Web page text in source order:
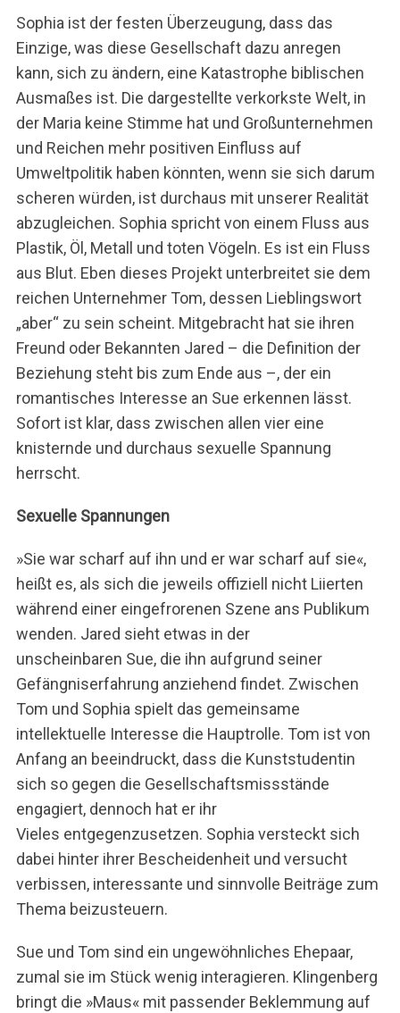
Sophia ist der festen Überzeugung, dass das
Einzige, was diese Gesellschaft dazu anregen
kann, sich zu ändern, eine Katastrophe biblischen
Ausmaßes ist. Die dargestellte verkorkste Welt, in
der Maria keine Stimme hat und Großunternehmen
und Reichen mehr positiven Einfluss auf
Umweltpolitik haben könnten, wenn sie sich darum
scheren würden, ist durchaus mit unserer Realität
abzugleichen. Sophia spricht von einem Fluss aus
Plastik, Öl, Metall und toten Vögeln. Es ist ein Fluss
aus Blut. Eben dieses Projekt unterbreitet sie dem
reichen Unternehmer Tom, dessen Lieblingswort
„aber“ zu sein scheint. Mitgebracht hat sie ihren
Freund oder Bekannten Jared – die Definition der
Beziehung steht bis zum Ende aus –, der ein
romantisches Interesse an Sue erkennen lässt.
Sofort ist klar, dass zwischen allen vier eine
knisternde und durchaus sexuelle Spannung
herrscht.
Sexuelle Spannungen
»Sie war scharf auf ihn und er war scharf auf sie«,
heißt es, als sich die jeweils offiziell nicht Liierten
während einer eingefrorenen Szene ans Publikum
wenden. Jared sieht etwas in der
unscheinbaren Sue, die ihn aufgrund seiner
Gefängniserfahrung anziehend findet. Zwischen
Tom und Sophia spielt das gemeinsame
intellektuelle Interesse die Hauptrolle. Tom ist von
Anfang an beeindruckt, dass die Kunststudentin
sich so gegen die Gesellschaftsmissstände
engagiert, dennoch hat er ihr
Vieles entgegenzusetzen. Sophia versteckt sich
dabei hinter ihrer Bescheidenheit und versucht
verbissen, interessante und sinnvolle Beiträge zum
Thema beizusteuern.
Sue und Tom sind ein ungewöhnliches Ehepaar,
zumal sie im Stück wenig interagieren. Klingenberg
bringt die »Maus« mit passender Beklemmung auf